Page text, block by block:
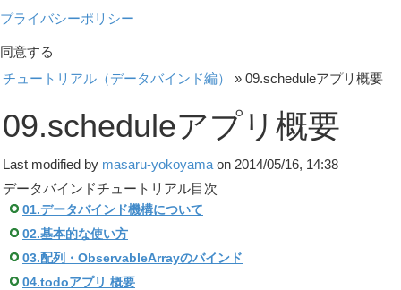
プライバシーポリシー
同意する
チュートリアル（データバインド編）
» 09.scheduleアプリ概要
09.scheduleアプリ概要
Last modified by masaru-yokoyama on 2014/05/16, 14:38
データバインドチュートリアル目次
01.データバインド機構について
02.基本的な使い方
03.配列・ObservableArrayのバインド
04.todoアプリ 概要